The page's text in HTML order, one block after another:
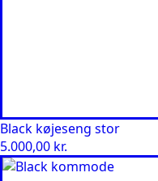
Black køjeseng stor
5.000,00 kr.